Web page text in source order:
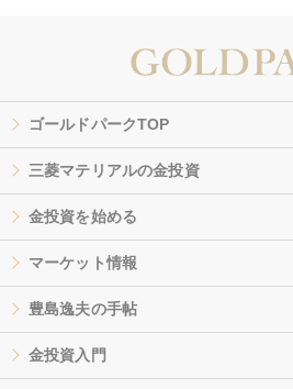
ゴールドパークTOP
三菱マテリアルの金投資
金投資を始める
マーケット情報
豊島逸夫の手帖
金投資入門